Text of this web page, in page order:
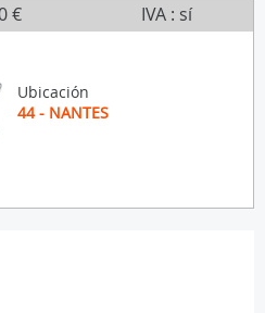
€ IVA : sí
Ubicación
44 - NANTES